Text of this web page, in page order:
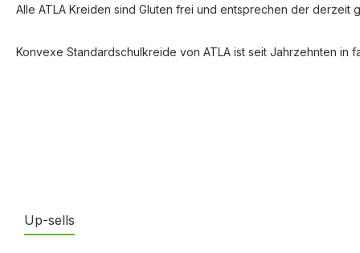
Alle ATLA Kreiden sind Gluten frei und entsprechen der derzeit
Konvexe Standardschulkreide von ATLA ist seit Jahrzehnten in
Up-sells